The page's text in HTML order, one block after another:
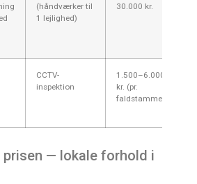
(håndværker til
1 lejlighed)
30.000 kr.
CCTV-
inspektion
1.500–6.000
kr. (pr.
faldstamme)
prisen — lokale forhold i